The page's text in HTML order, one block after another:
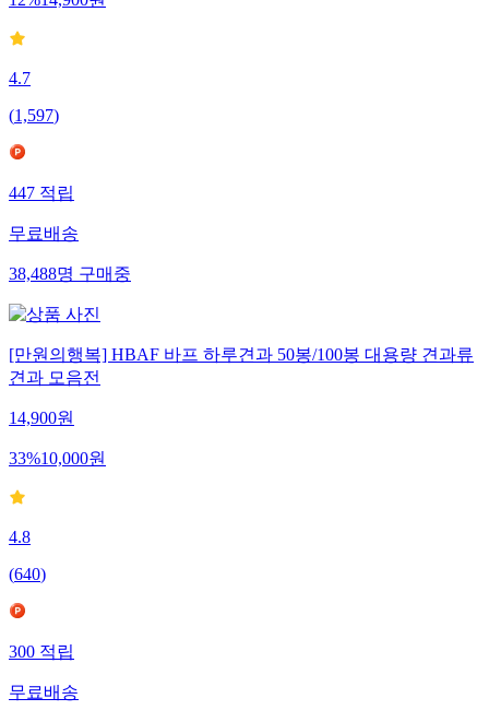
4.7
(1,597)
447적립
무료배송
38,488명구매중
[만원의행복] HBAF 바프 하루견과 50봉/100봉 대용량 견과류
견과 모음전
14,900원
33%10,000원
4.8
(640)
300적립
무료배송